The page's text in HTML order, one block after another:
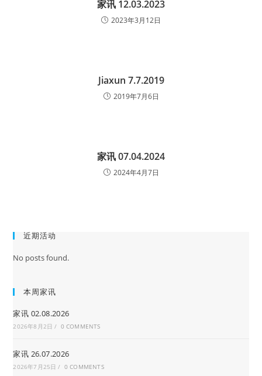
家讯 12.03.2023
2023年3月12日
Jiaxun 7.7.2019
2019年7月6日
家讯 07.04.2024
2024年4月7日
近期活动
No posts found.
本周家讯
家讯 02.08.2026
2026年8月2日 / 0 COMMENTS
家讯 26.07.2026
2026年7月25日 / 0 COMMENTS